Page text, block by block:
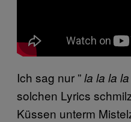
Ich sag nur ”la la la
solchen Lyrics
Küssen unterm